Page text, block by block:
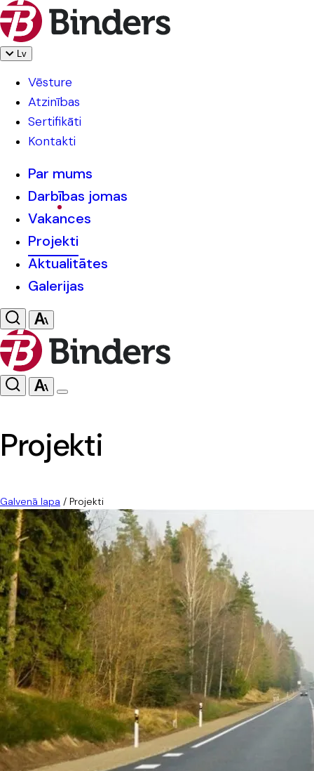
Lv
Vēsture
Atzinības
Sertifikāti
Kontakti
Par mums
Darbības jomas
Vakances
Projekti
Aktualitātes
Galerijas
Projekti
Galvenā lapa / Projekti